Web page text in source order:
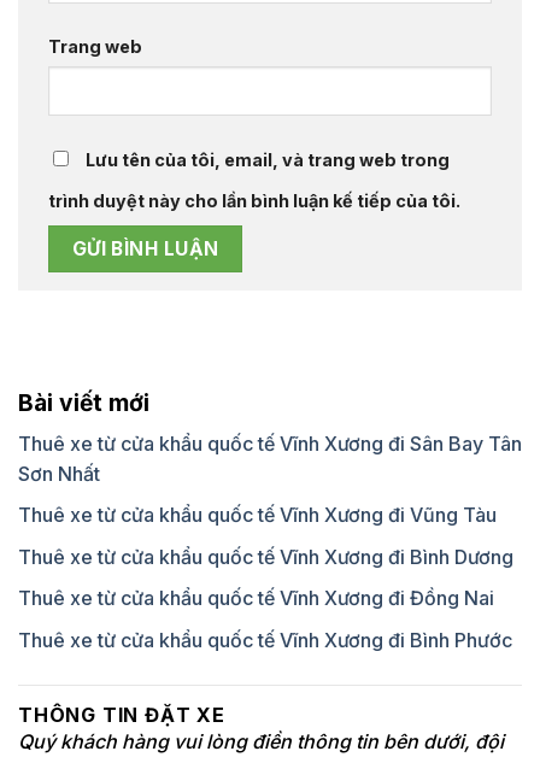
Trang web
Lưu tên của tôi, email, và trang web trong
trình duyệt này cho lần bình luận kế tiếp của tôi.
Bài viết mới
Thuê xe từ cửa khẩu quốc tế Vĩnh Xương đi Sân Bay Tân
Sơn Nhất
Thuê xe từ cửa khẩu quốc tế Vĩnh Xương đi Vũng Tàu
Thuê xe từ cửa khẩu quốc tế Vĩnh Xương đi Bình Dương
Thuê xe từ cửa khẩu quốc tế Vĩnh Xương đi Đồng Nai
Thuê xe từ cửa khẩu quốc tế Vĩnh Xương đi Bình Phước
THÔNG TIN ĐẶT XE
Quý khách hàng vui lòng điền thông tin bên dưới, đội